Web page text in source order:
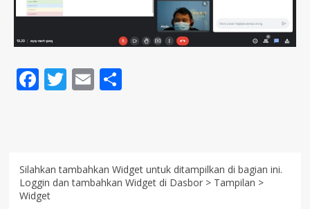
Facebook
Twitter
Email
Silahkan tambahkan Widget untuk ditampilkan di bagian ini.
Loggin dan tambahkan Widget di Dasbor > Tampilan >
Widget